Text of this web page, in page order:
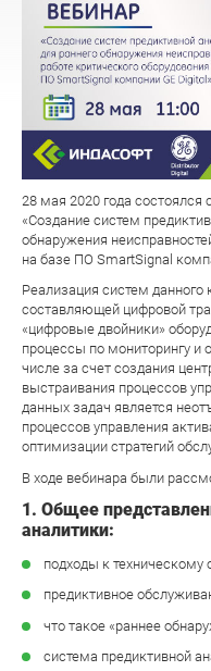
28 мая 2020 года
«Создание систем
обнаружения
на базе ПО SmartSignal
Реализация систем данного
составляющей цифровой
«цифровые двойники»
процессы по мониторингу и
числе за счет создания
выстраивания процессов
данных задач является
процессов управления
оптимизации стратегий
В ходе вебинара были
1. Общее
аналитики:
подходы к
предиктивное
что такое «раннее
система предиктивной